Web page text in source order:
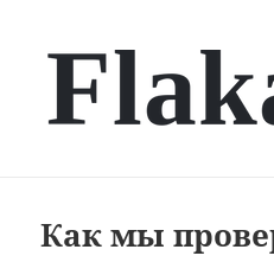
Как мы